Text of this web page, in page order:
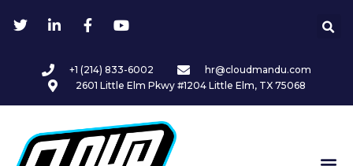
+1 (214) 833-6002
hr@cloudmandu.com
2601 Little Elm Pkwy #1204 Little Elm, TX 75068